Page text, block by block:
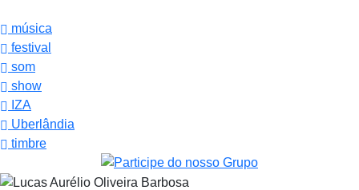
música
festival
som
show
IZA
Uberlândia
timbre